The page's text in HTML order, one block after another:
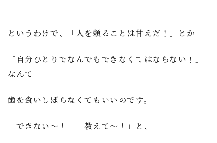
というわけで、「人を頼ることは甘えだ！」とか
「自分ひとりでなんでもできなくてはならない！」
なんて
歯を食いしばらなくてもいいのです。
「できない～！」「教えて～！」と、